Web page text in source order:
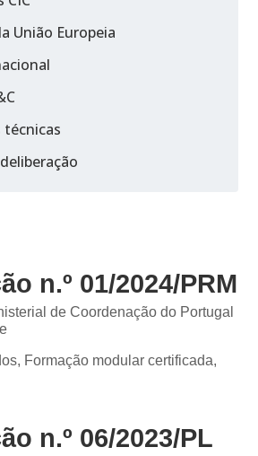
União Europeia
n.º 01/2024/PRM
de Coordenação do Portugal
Formação modular certificada,
n.º 06/2023/PL